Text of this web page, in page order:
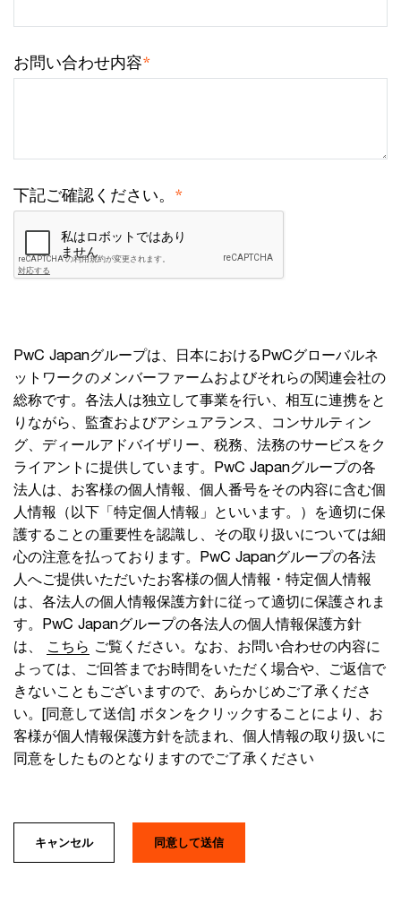
お問い合わせ内容*
下記ご確認ください。 *
PwC Japanグループは、日本におけるPwCグローバルネ
ットワークのメンバーファームおよびそれらの関連会社の
総称です。各法人は独立して事業を行い、相互に連携をと
りながら、監査およびアシュアランス、コンサルティン
グ、ディールアドバイザリー、税務、法務のサービスをク
ライアントに提供しています。PwC Japanグループの各
法人は、お客様の個人情報、個人番号をその内容に含む個
人情報（以下「特定個人情報」といいます。）を適切に保
護することの重要性を認識し、その取り扱いについては細
心の注意を払っております。PwC Japanグループの各法
人へご提供いただいたお客様の個人情報・特定個人情報
は、各法人の個人情報保護方針に従って適切に保護されま
す。PwC Japanグループの各法人の個人情報保護方針
は、
こちら ご覧ください。なお、お問い合わせの内容に
よっては、ご回答までお時間をいただく場合や、ご返信で
きないこともございますので、あらかじめご了承くださ
い。[同意して送信] ボタンをクリックすることにより、お
客様が個人情報保護方針を読まれ、個人情報の取り扱いに
同意をしたものとなりますのでご了承ください
キャンセル